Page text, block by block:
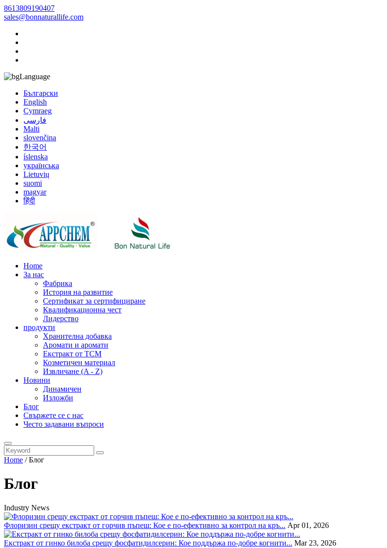
8613809190407
sales@bonnaturallife.com
Language
Български
English
Cymraeg
فارسی
Malti
slovenčina
한국어
íslenska
українська
Lietuvių
suomi
magyar
हिंदी
Home
За нас
Фабрика
История на развитие
Сертификат за сертифициране
Квалификационна чест
Лидерство
продукти
Хранителна добавка
Аромати и аромати
Екстракт от TCM
Козметичен материал
Извличане (A - Z)
Новини
Динамичен
Изложби
Блог
Свържете се с нас
Често задавани въпроси
Home /Блог
Блог
Industry News
Флоризин срещу екстракт от горчив пъпеш: Кое е по-ефективно за контрол на кръ... Apr 01, 2026
Екстракт от гинко билоба срещу фосфатидилсерин: Кое поддържа по-добре когнити... Mar 23, 2026